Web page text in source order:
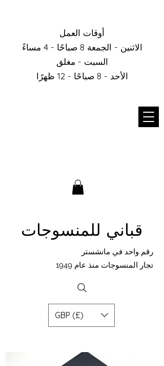
قباني للمنسوجات
GBP (£)
أوقات العمل
الاثنين - الجمعة 8 صباحًا - 4 مساءً
السبت - مغلق
الأحد - 8 صباحًا - 12 ظهرًا
رقم واحد في مانشستر
تجار المنسوجات منذ عام 1949